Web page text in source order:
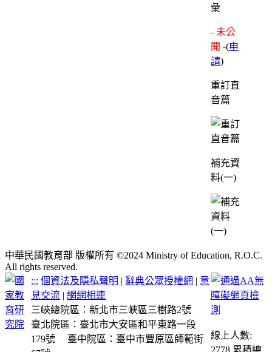
彙
- 未公
開 -(申
請)
重訂直
音篇
補充資
料(一)
中華民國教育部 版權所有 ©2024 Ministry of Education, R.O.C.
All rights reserved.
::: 個資法及隱私聲明 | 辭典公眾授權網 | 意
見交流 |網網相連
三峽總院區：新北市三峽區三樹路2號
臺北院區：臺北市大安區和平東路一段
179號
臺中院區：臺中市豐原區師範街
線上人數:
2778 累積總